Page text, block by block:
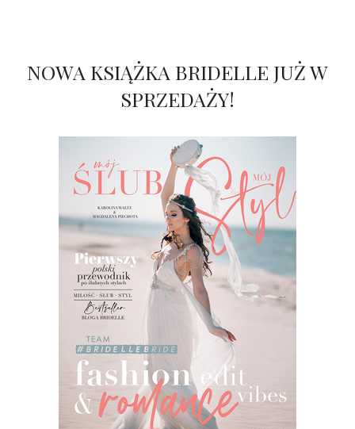
NOWA KSIĄŻKA BRIDELLE JUŻ W
SPRZEDAŻY!